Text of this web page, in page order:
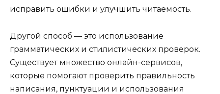
исправить ошибки и улучшить читаемость.
Другой способ — это использование
грамматических и стилистических проверок.
Существует множество онлайн-сервисов,
которые помогают проверить правильность
написания, пунктуации и использования